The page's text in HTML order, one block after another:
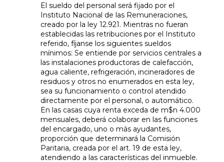
El sueldo del personal será fijado por el
Instituto Nacional de las Remuneraciones,
creado por la ley 12.921. Mientras no fueran
establecidas las retribuciones por el Instituto
referido, fíjanse los siguientes sueldos
mínimos: Se entiende por servicios centrales a
las instalaciones productoras de calefacción,
agua caliente, refrigeración, incineradores de
residuos y otros no enumerados en esta ley,
sea su funcionamiento o control atendido
directamente por el personal, o automático.
En las casas cuya renta exceda de m$n 4.000
mensuales, deberá colaborar en las funciones
del encargado, uno o más ayudantes,
proporción que determinará la Comisión
Paritaria, creada por el art. 19 de esta ley,
atendiendo a las características del inmueble.